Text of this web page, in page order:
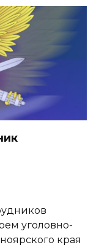
уголовно-
края